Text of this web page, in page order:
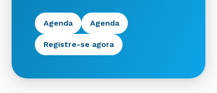
Agenda Agenda
Registre-se agora